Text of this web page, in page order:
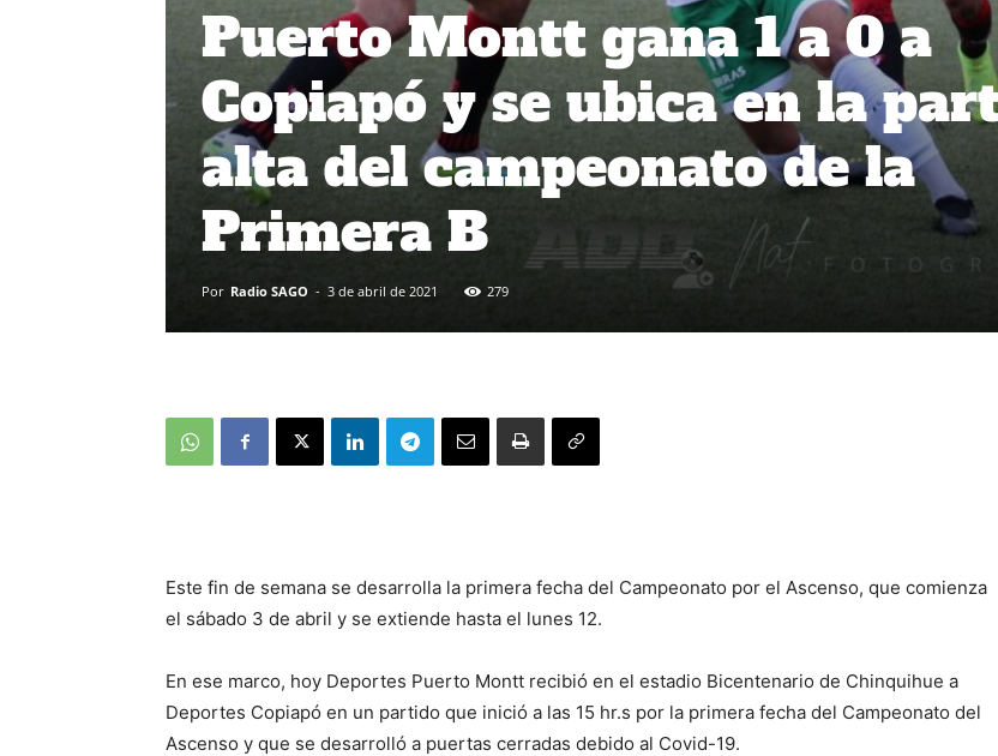
Puerto Montt gana 1 a 0 a
Copiapó y se ubica en la
alta del campeonato de la
Primera B
Por Radio SAGO - 3 de abril de 2021 279
Este fin de semana se desarrolla la primera fecha del Campeonato por el Ascenso, que comienza
el sábado 3 de abril y se extiende hasta el lunes 12.
En ese marco, hoy Deportes Puerto Montt recibió en el estadio Bicentenario de Chinquihue a
Deportes Copiapó en un partido que inició a las 15 hr.s por la primera fecha del Campeonato del
Ascenso y que se desarrolló a puertas cerradas debido al Covid-19.